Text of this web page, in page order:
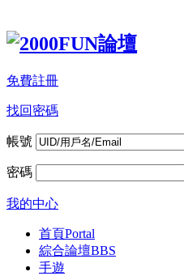
免費註冊
找回密碼
帳號
密碼
我的中心
首頁Portal
綜合論壇BBS
手遊